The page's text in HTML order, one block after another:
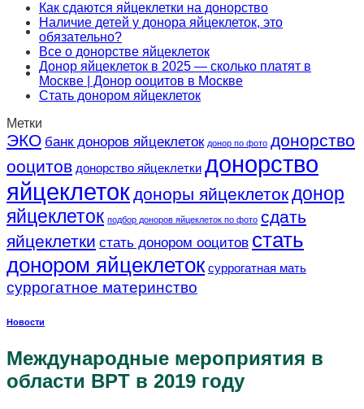
Как сдаются яйцеклетки на донорство
Наличие детей у донора яйцеклеток, это
обязательно?
Все о донорстве яйцеклеток
Донор яйцеклеток в 2025 — сколько платят в
Москве | Донор ооцитов в Москве
Стать донором яйцеклеток
Метки
ЭКО банк доноров яйцеклеток донор по фото донорство
ооцитов донорство яйцеклетки донорство
яйцеклетокдоноры яйцеклетокдонор
яйцеклеток подбор доноров яйцеклеток по фото сдать
яйцеклетки стать донором ооцитов стать
донором яйцеклеток суррогатная мать
суррогатное материнство
Новости
Международные мероприятия в
области ВРТ в 2019 году